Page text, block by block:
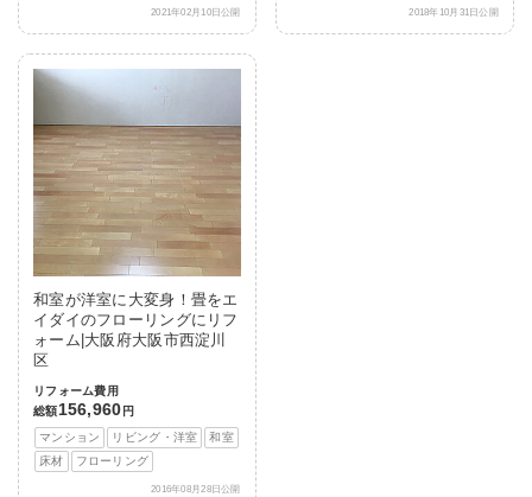
2021年02月10日公開 2018年10月31日公開
和室が洋室に大変身！畳をエ
イダイのフローリングにリフ
ォーム|大阪府大阪市西淀川
区
リフォーム費用
総額156,960 円
マンション
リビング・洋室
和室
床材
フローリング
2016年08月28日公開